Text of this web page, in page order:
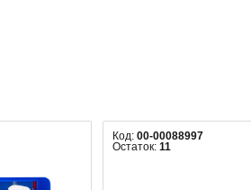
Код: 00-00088997
Остаток: 11